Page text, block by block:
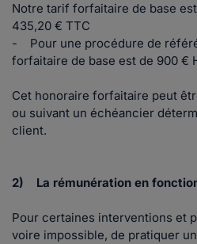
Notre tarif forfaitaire de base est
435,20 € TTC
- Pour une procédure de
forfaitaire de base est de 900 €
Cet honoraire forfaitaire peut
ou suivant un échéancier
client.
2) La rémunération en
Pour certaines interventions et
voire impossible, de pratiquer